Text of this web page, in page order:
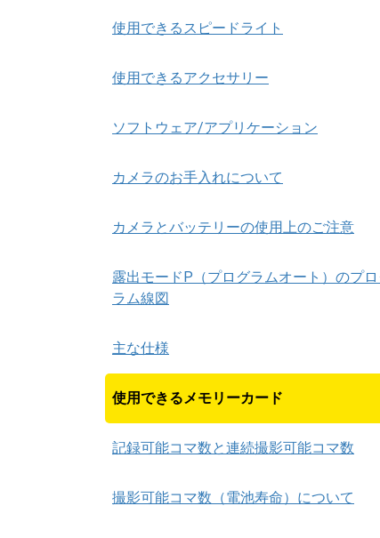
使用できるスピードライト
使用できるアクセサリー
ソフトウェア/アプリケーション
カメラのお手入れについて
カメラとバッテリーの使用上のご注意
露出モードP（プログラムオート）のプ
ラム線図
主な仕様
使用できるメモリーカード
記録可能コマ数と連続撮影可能コマ数
撮影可能コマ数（電池寿命）について